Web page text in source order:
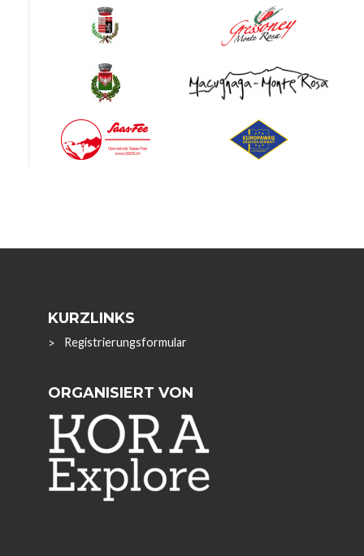
KURZLINKS
Registrierungsformular
ORGANISIERT VON